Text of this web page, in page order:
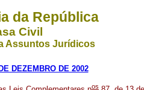
da República
Civil
Assuntos Jurídicos
DEZEMBRO DE 2002
os